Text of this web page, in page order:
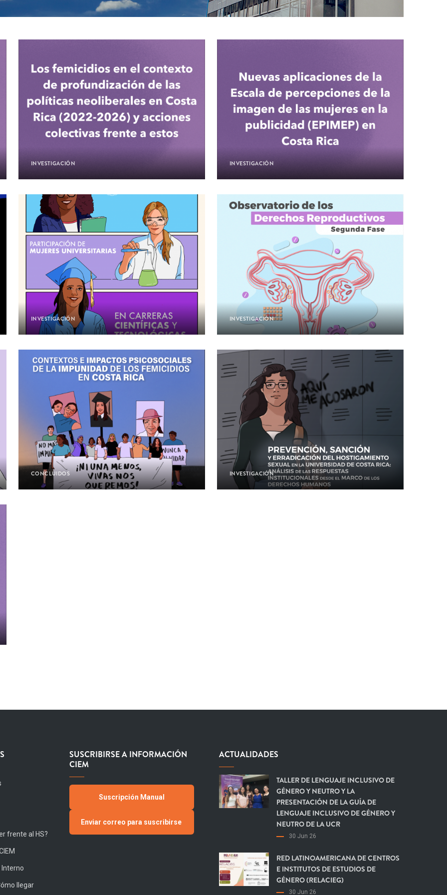
INVESTIGACIÓN INVESTIGACIÓN
INVESTIGACIÓN INVESTIGACIÓN
CONCLUIDOS INVESTIGACIÓN
frente al HS?
Interno
llegar
SUSCRIBIRSE A INFORMACIÓN
CIEM
Suscripción Manual
Enviar correo para suscribirse
ACTUALIDADES
TALLER DE LENGUAJE INCLUSIVO DE
GÉNERO Y NEUTRO Y LA
PRESENTACIÓN DE LA GUÍA DE
LENGUAJE INCLUSIVO DE GÉNERO Y
NEUTRO DE LA UCR
30 Jun 26
RED LATINOAMERICANA DE CENTROS
E INSTITUTOS DE ESTUDIOS DE
GÉNERO (RELACIEG)
30 Jun 26